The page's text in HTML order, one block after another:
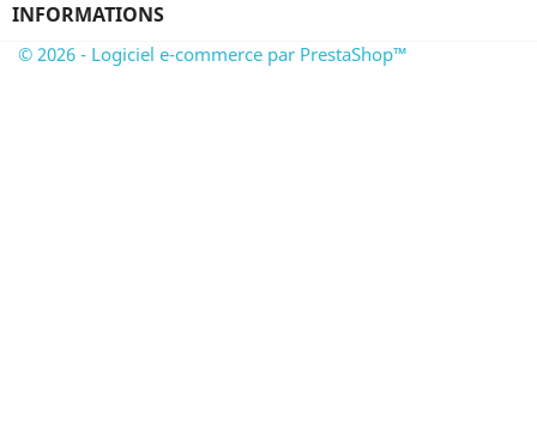
INFORMATIONS
© 2026 - Logiciel e-commerce par PrestaShop™